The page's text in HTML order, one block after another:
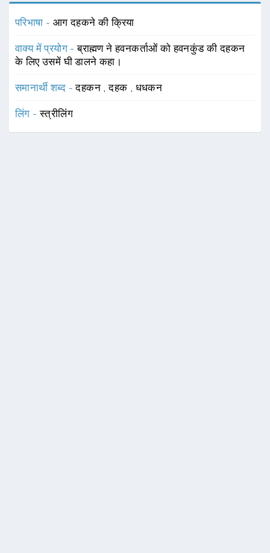
परिभाषा - आग दहकने की क्रिया
वाक्य में प्रयोग -ब्राह्मण ने हवनकर्ताओं को हवनकुंड की दहकन
के लिए उसमें घी डालने कहा।
समानार्थी शब्द -दहकन ,दहक , धधकन
लिंग -स्त्रीलिंग